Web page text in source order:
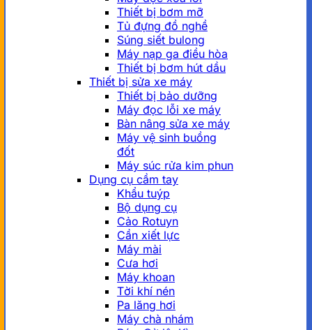
Thiết bị bơm mỡ
Tủ đựng đồ nghề
Súng siết bulong
Máy nạp ga điều hòa
Thiết bị bơm hút dầu
Thiết bị sửa xe máy
Thiết bị bảo dưỡng
Máy đọc lỗi xe máy
Bàn nâng sửa xe máy
Máy vệ sinh buồng
đốt
Máy súc rửa kim phun
Dụng cụ cầm tay
Khẩu tuýp
Bộ dụng cụ
Cảo Rotuyn
Cần xiết lực
Máy mài
Cưa hơi
Máy khoan
Tời khí nén
Pa lăng hơi
Máy chà nhám